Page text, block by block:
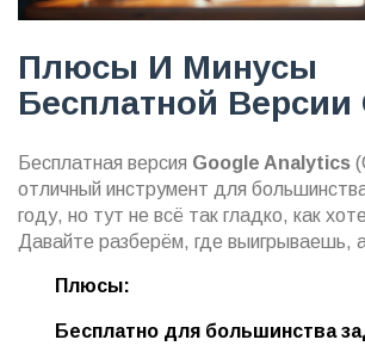
Плюсы И Минусы
Бесплатной Версии
Бесплатная версия Google Analytics
отличный инструмент для
году, но тут не всё так гладко, как
Давайте разберём, где выигрываешь,
Плюсы:
Бесплатно для большинства